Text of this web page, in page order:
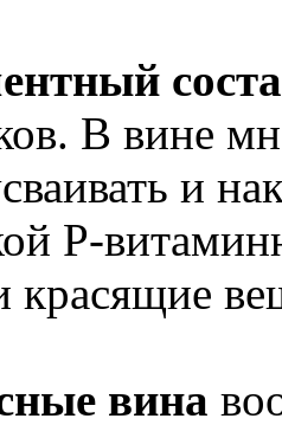
В вине
и
Р-
вина